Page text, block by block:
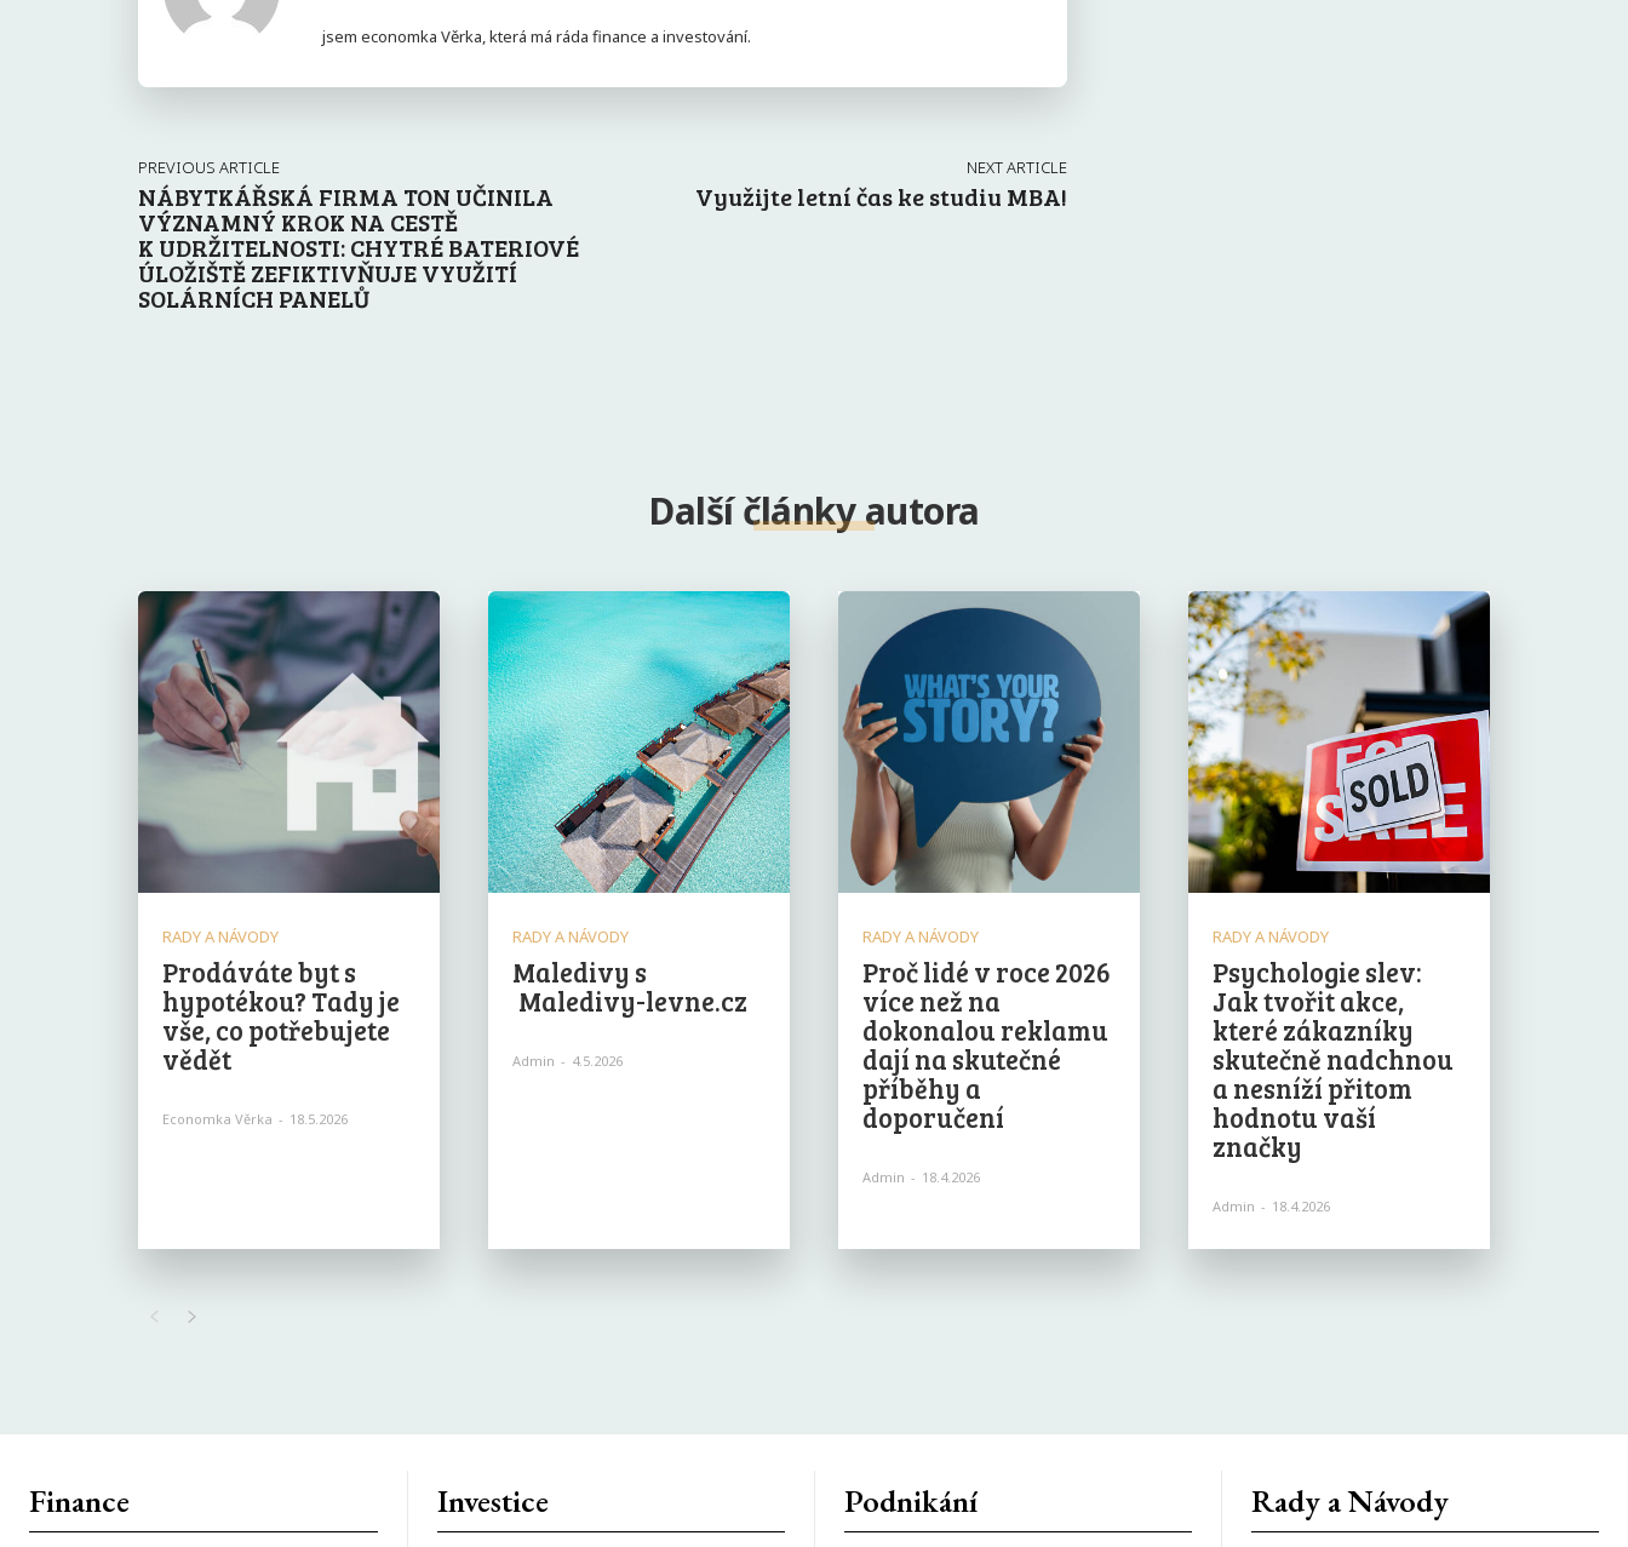
jsem economka Věrka, která má ráda finance a investování.
PREVIOUS ARTICLE
NÁBYTKÁŘSKÁ FIRMA TON UČINILA
VÝZNAMNÝ KROK NA CESTĚ
K UDRŽITELNOSTI: CHYTRÉ BATERIOVÉ
ÚLOŽIŠTĚ ZEFIKTIVŇUJE VYUŽITÍ
SOLÁRNÍCH PANELŮ
NEXT ARTICLE
Využijte letní čas ke studiu MBA!
Další články autora
RADY A NÁVODY
Prodáváte byt s
hypotékou? Tady je
vše, co potřebujete
vědět
Economka Věrka - 18.5.2026
RADY A NÁVODY
Maledivy s
Maledivy-levne.cz
Admin - 4.5.2026
RADY A NÁVODY
Proč lidé v roce 2026
více než na
dokonalou reklamu
dají na skutečné
příběhy a
doporučení
Admin - 18.4.2026
RADY A NÁVODY
Psychologie slev:
Jak tvořit akce,
které zákazníky
skutečně nadchnou
a nesníží přitom
hodnotu vaší
značky
Admin - 18.4.2026
Finance Investice Podnikání Rady a Návody